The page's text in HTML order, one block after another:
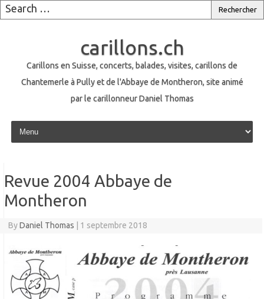
carillons.ch
Carillons en Suisse, concerts, balades, visites, carillons de
Chantemerle à Pully et de l'Abbaye de Montheron, site animé
par le carillonneur Daniel Thomas
Skip to content
Revue 2004 Abbaye de
Montheron
ByDaniel Thomas 1 septembre 2018